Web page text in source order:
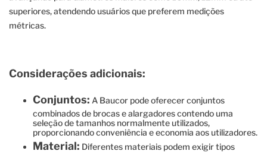
superiores, atendendo usuários que preferem medições
métricas.
Considerações adicionais:
Conjuntos: A Baucor pode oferecer conjuntos
combinados de brocas e alargadores contendo uma
seleção de tamanhos normalmente utilizados,
proporcionando conveniência e economia aos utilizadores.
Material: Diferentes materiais podem exigir tipos